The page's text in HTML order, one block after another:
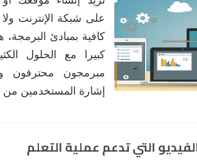
على شبكة الإنترنت
كافية بمبادئ
كبيرا مع الحلول
مبرمجون محترفون
إشارة المستخدمين